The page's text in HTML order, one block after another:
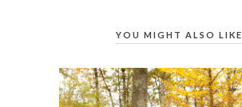
YOU MIGHT ALSO LIKE